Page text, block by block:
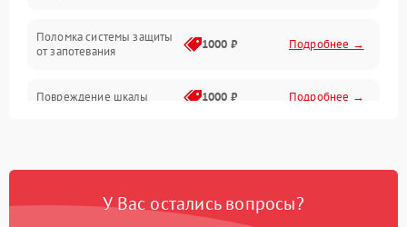
Поломка системы защиты
от запотевания
1000 ₽ Подробнее →
Повреждение шкалы 1000 ₽ Подробнее →
У Вас остались вопросы?